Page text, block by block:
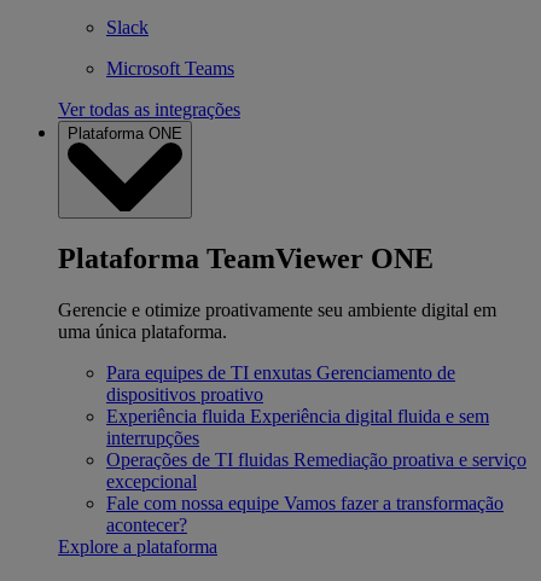
Slack
Microsoft Teams
Ver todas as integrações
Plataforma ONE
Plataforma TeamViewer ONE
Gerencie e otimize proativamente seu ambiente digital em
uma única plataforma.
Para equipes de TI enxutas Gerenciamento de
dispositivos proativo
Experiência fluida Experiência digital fluida e sem
interrupções
Operações de TI fluidas Remediação proativa e serviço
excepcional
Fale com nossa equipe Vamos fazer a transformação
acontecer?
Explore a plataforma